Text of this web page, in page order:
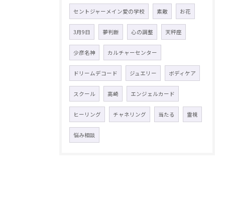
セントジャーメイン愛の学校 素敵 お花
3月9日 夢判断 心の調整 天秤座
少彦名神 カルチャーセンター
ドリームデコード ジュエリー ボディケア
スクール 高崎 エンジェルカード
ヒーリング チャネリング 当たる 霊視
悩み相談